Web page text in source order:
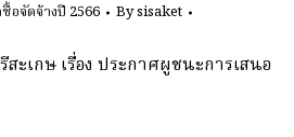
อจัดจ้างปี 2566 Bysisaket
ะเกษ เรื่อง ประกาศผูชนะการเสนอ